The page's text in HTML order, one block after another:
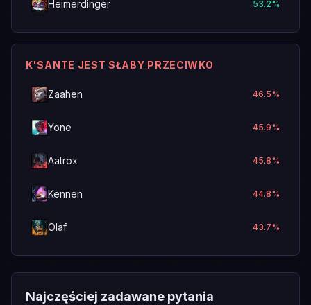
Heimerdinger 53.2%
K'SANTE JEST SŁABY PRZECIWKO
Zaahen 46.5%
Yone 45.9%
Aatrox 45.8%
Kennen 44.8%
Olaf 43.7%
Najczęściej zadawane pytania